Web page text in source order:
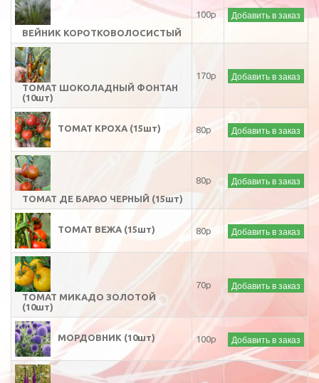
ВЕЙНИК КОРОТКОВОЛОСИСТЫЙ
100р Добавить в заказ
ТОМАТ ШОКОЛАДНЫЙ ФОНТАН
(10шт)
170р Добавить в заказ
ТОМАТ КРОХА (15шт) 80р Добавить в заказ
ТОМАТ ДЕ БАРАО ЧЕРНЫЙ (15шт)
80р Добавить в заказ
ТОМАТ ВЕЖА (15шт) 80р Добавить в заказ
ТОМАТ МИКАДО ЗОЛОТОЙ
(10шт)
70р Добавить в заказ
МОРДОВНИК (10шт) 100р Добавить в заказ